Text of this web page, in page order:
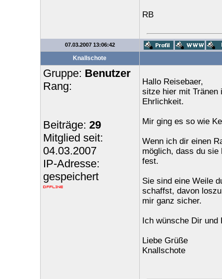
RB
07.03.2007 13:06:42
Knallschote
Gruppe: Benutzer
Rang:
Beiträge: 29
Mitglied seit:
04.03.2007
IP-Adresse:
gespeichert
Hallo Reisebaer,
sitze hier mit Tränen
Ehrlichkeit.
Mir ging es so wie
Wenn ich dir einen
möglich, dass du sie
fest.
Sie sind eine Weile
schaffst, davon
mir ganz sicher.
Ich wünsche Dir und
Liebe Grüße
Knallschote